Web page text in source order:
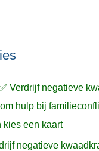
Verdrijf negatieve
hulp bij
kies een kaart
negatieve